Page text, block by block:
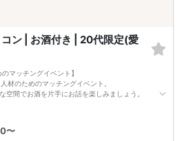
ン | お酒付き | 20代限定(愛
マッチングイベント】
材のためのマッチングイベント。
空間でお酒を片手にお話を楽しみましょう。
ない方はご参加いただけません
〜